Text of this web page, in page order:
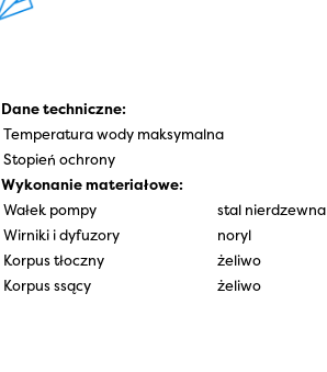
Dane techniczne:
Temperatura wody maksymalna
Stopień ochrony
Wykonanie materiałowe:
Wałek pompy
stal nierdzewna
Wirniki i dyfuzory
noryl
Korpus tłoczny
żeliwo
Korpus ssący
żeliwo